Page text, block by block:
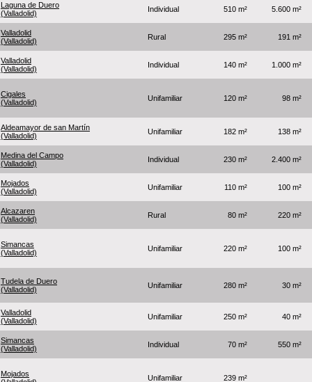
Laguna de Duero
(Valladolid)
Individual 510 m² 5.600 m²
Valladolid
(Valladolid)
Rural 295 m² 191 m²
Valladolid
(Valladolid)
Individual 140 m² 1.000 m²
Cigales
(Valladolid)
Unifamiliar 120 m² 98 m²
Aldeamayor de san Martín
(Valladolid)
Unifamiliar 182 m² 138 m²
Medina del Campo
(Valladolid)
Individual 230 m² 2.400 m²
Mojados
(Valladolid)
Unifamiliar 110 m² 100 m²
Alcazaren
(Valladolid)
Rural 80 m² 220 m²
Simancas
(Valladolid)
Unifamiliar 220 m² 100 m²
Tudela de Duero
(Valladolid)
Unifamiliar 280 m² 30 m²
Valladolid
(Valladolid)
Unifamiliar 250 m² 40 m²
Simancas
(Valladolid)
Individual 70 m² 550 m²
Mojados
Unifamiliar 239 m²